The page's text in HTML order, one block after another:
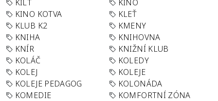
KILT
KINO
KINO KOTVA
KLEŤ
KLUB K2
KMENY
KNIHA
KNIHOVNA
KNÍR
KNIŽNÍ KLUB
KOLÁČ
KOLEDY
KOLEJ
KOLEJE
KOLEJE PEDAGOG
KOLONÁDA
KOMEDIE
KOMFORTNÍ ZÓNA